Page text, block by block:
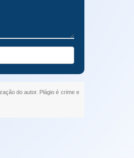
do autor. Plágio é crime e